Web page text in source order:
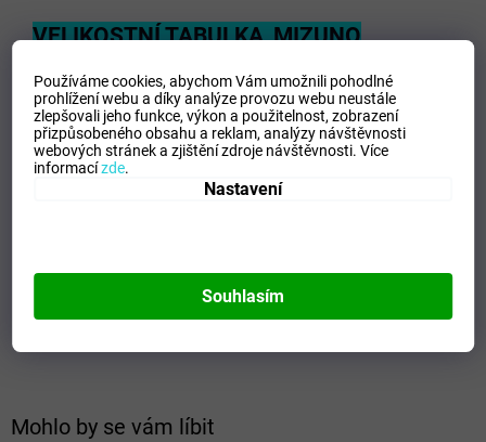
Používáme cookies, abychom Vám umožnili pohodlné
prohlížení webu a díky analýze provozu webu neustále
zlepšovali jeho funkce, výkon a použitelnost,zobrazení
přizpůsobeného obsahu a reklam, analýzy návštěvnosti
webových stránek a zjištění zdroje návštěvnosti.Více
informacízde.
Nastavení
Souhlasím
Mohlo by se vám líbit
VELIKOSTNÍ TABULKA_MIZUNO
Doplňkové parametry
Kategorie:
Dětské bundy
Zvolte variantu
Training
Materiálové složení:
100% Polyester Interlock